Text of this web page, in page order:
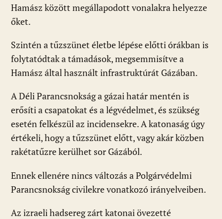
Hamász között megállapodott vonalakra helyezze
őket.
Szintén a tűzszünet életbe lépése előtti órákban is
folytatódtak a támadások, megsemmisítve a
Hamász által használt infrastruktúrát Gázában.
A Déli Parancsnokság a gázai határ mentén is
erősíti a csapatokat és a légvédelmet, és szükség
esetén felkészül az incidensekre. A katonaság úgy
értékeli, hogy a tűzszünet előtt, vagy akár közben
rakétatűzre kerülhet sor Gázából.
Ennek ellenére nincs változás a Polgárvédelmi
Parancsnokság civilekre vonatkozó irányelveiben.
Az izraeli hadsereg zárt katonai övezetté